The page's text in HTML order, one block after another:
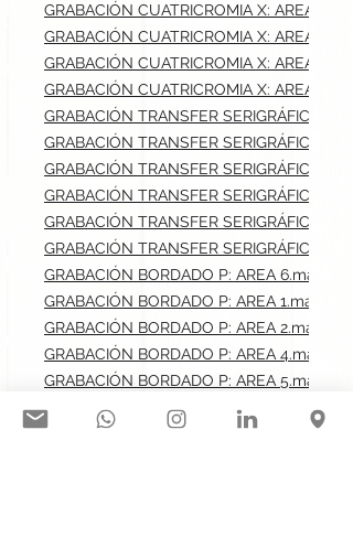
GRABACIÓN CUATRICROMIA X: AREA
GRABACIÓN CUATRICROMIA X: AREA
GRABACIÓN CUATRICROMIA X: AREA
GRABACIÓN CUATRICROMIA X: AREA
GRABACIÓN TRANSFER SERIGRÁFICO:
GRABACIÓN TRANSFER SERIGRÁFICO:
GRABACIÓN TRANSFER SERIGRÁFICO:
GRABACIÓN TRANSFER SERIGRÁFICO:
GRABACIÓN TRANSFER SERIGRÁFICO:
GRABACIÓN TRANSFER SERIGRÁFICO:
GRABACIÓN BORDADO P: AREA 6.max:
GRABACIÓN BORDADO P: AREA 1.max: 8x8
GRABACIÓN BORDADO P: AREA 2.max:
GRABACIÓN BORDADO P: AREA 4.max:
GRABACIÓN BORDADO P: AREA 5.max:
SERIGRAFÍA F: AREA 1.max: 8x8 cm
SERIGRAFÍA F: AREA 2.max: 8x8 cm